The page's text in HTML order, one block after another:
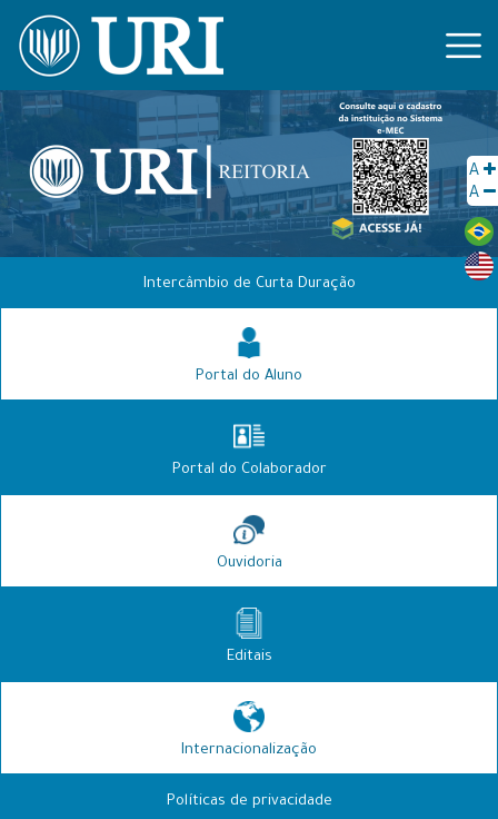
A
A
Intercâmbio de Curta Duração
Portal do Aluno
Portal do Colaborador
Ouvidoria
Editais
Internacionalização
Políticas de privacidade